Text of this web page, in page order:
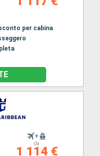
per cabina
+
da
1 114 €